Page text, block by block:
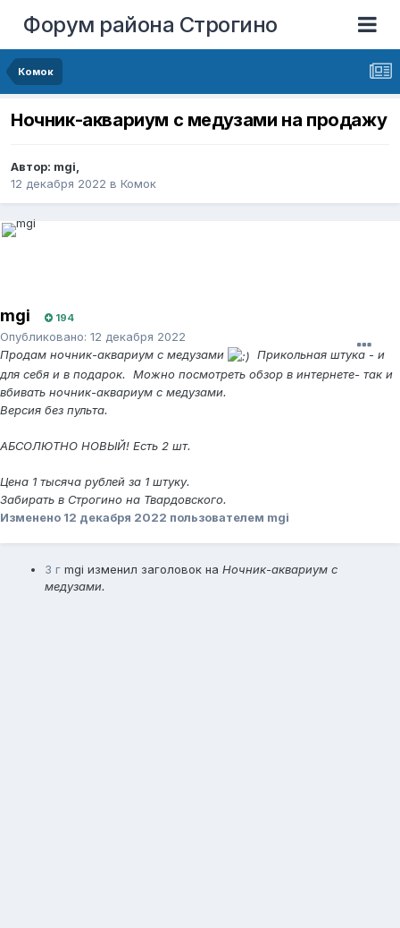
Форум района Строгино
Комок
Ночник-аквариум с медузами на продажу
Автор: mgi,
12 декабря 2022 в Комок
mgi 194
Опубликовано: 12 декабря 2022
Продам ночник-аквариум с медузами
Прикольная штука - и
для себя и в подарок. Можно посмотреть обзор в интернете- так и
вбивать ночник-аквариум с медузами.
Версия без пульта.
АБСОЛЮТНО НОВЫЙ! Есть 2 шт.
Цена 1 тысяча рублей за 1 штуку.
Забирать в Строгино на Твардовского.
Изменено 12 декабря 2022 пользователем mgi
3 г mgi изменил заголовок на Ночник-аквариум с
медузами.